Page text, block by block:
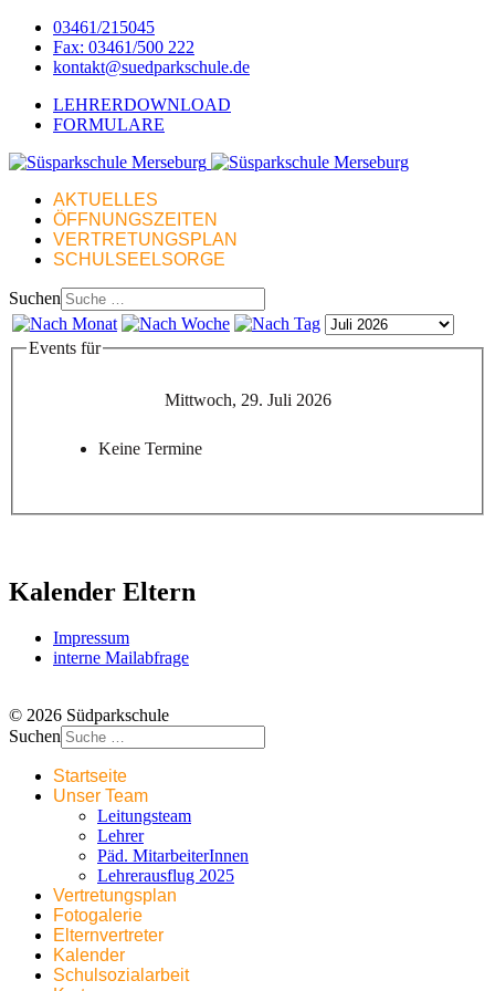
03461/215045
Fax: 03461/500 222
kontakt@suedparkschule.de
LEHRERDOWNLOAD
FORMULARE
AKTUELLES
ÖFFNUNGSZEITEN
VERTRETUNGSPLAN
SCHULSEELSORGE
Suchen
Events für
Mittwoch, 29. Juli 2026
Keine Termine
Kalender Eltern
Impressum
interne Mailabfrage
© 2026 Südparkschule
Suchen
Startseite
Unser Team
Leitungsteam
Lehrer
Päd. MitarbeiterInnen
Lehrerausflug 2025
Vertretungsplan
Fotogalerie
Elternvertreter
Kalender
Schulsozialarbeit